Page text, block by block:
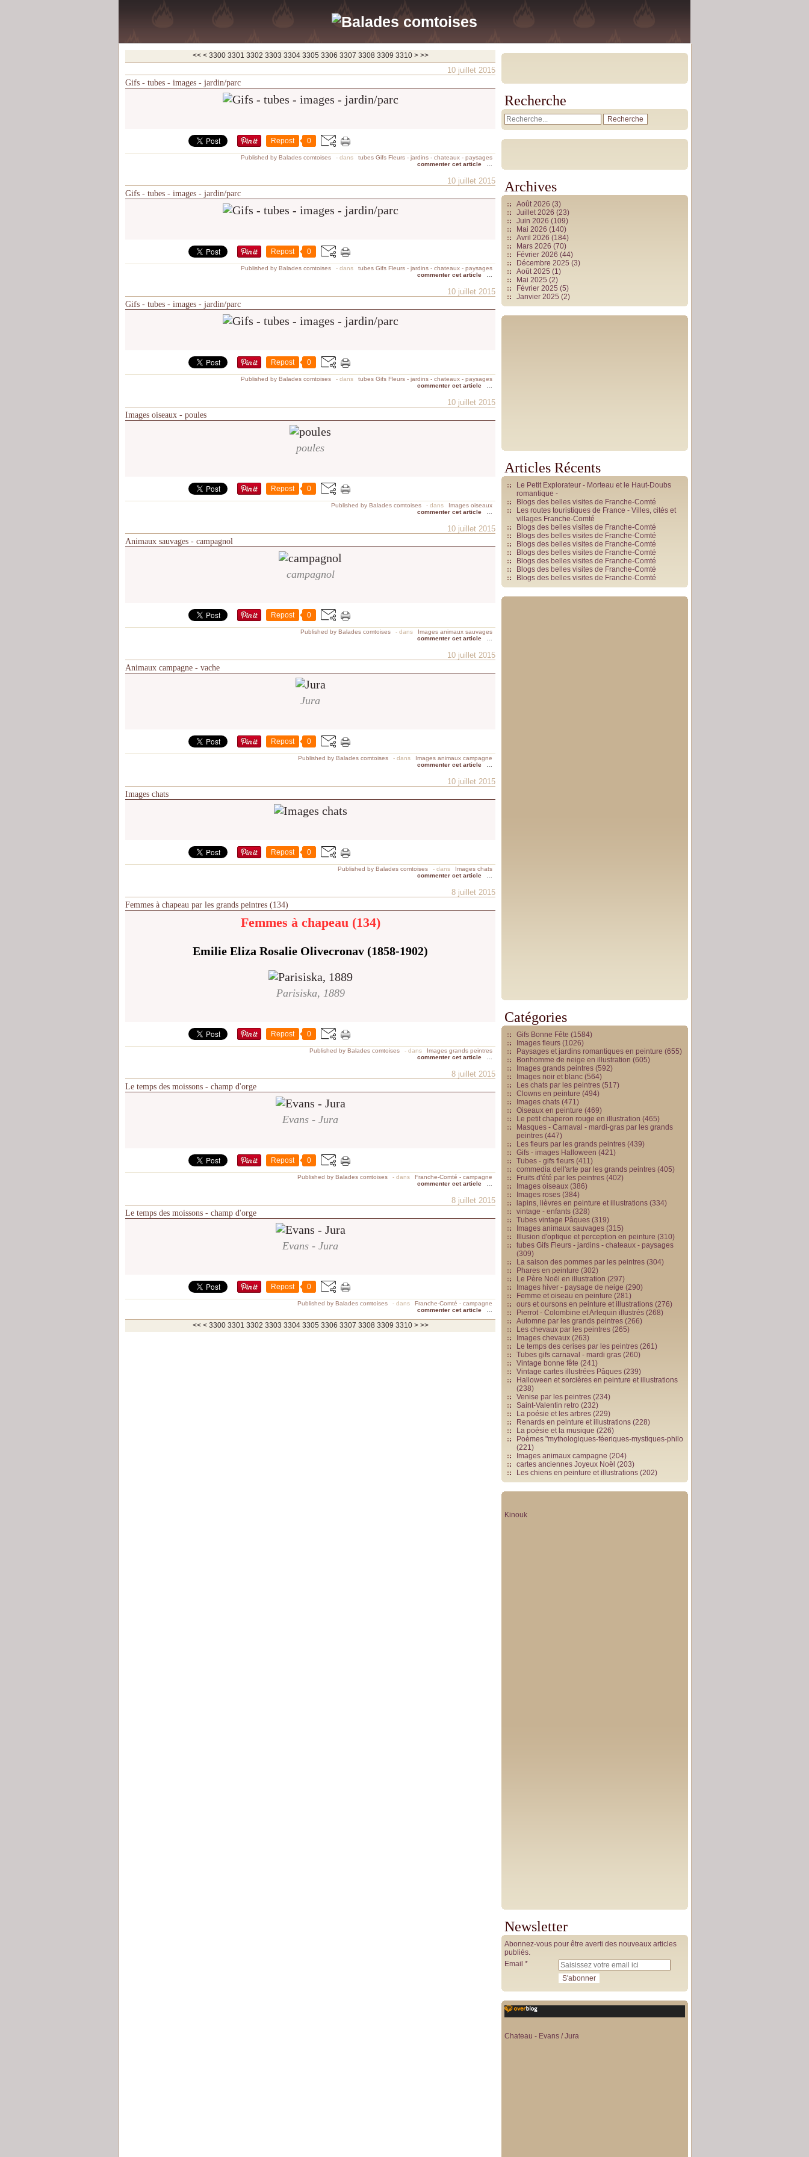
<< < 3300 3301 3302 3303 3304 3305 3306 3307 3308 3309 3310 3320
3330
3340
3350
3360
3370
3380
3390
3400
3500
3600
3700
> >>
10 juillet 2015
Gifs - tubes - images - jardin/parc
Repost 0
Published by Balades comtoises - dans
tubes Gifs Fleurs - jardins - chateaux - paysages
commenter cet article
10 juillet 2015
Gifs - tubes - images - jardin/parc
Repost 0
Published by Balades comtoises - dans
tubes Gifs Fleurs - jardins - chateaux - paysages
commenter cet article
10 juillet 2015
Gifs - tubes - images - jardin/parc
Repost 0
Published by Balades comtoises - dans
tubes Gifs Fleurs - jardins - chateaux - paysages
commenter cet article
10 juillet 2015
Images oiseaux - poules
poules
Repost 0
Published by Balades comtoises - dans
Images oiseaux
commenter cet article
10 juillet 2015
Animaux sauvages - campagnol
campagnol
Repost 0
Published by Balades comtoises - dans
Images animaux sauvages
commenter cet article
10 juillet 2015
Animaux campagne - vache
Jura
Repost 0
Published by Balades comtoises - dans
Images animaux campagne
commenter cet article
10 juillet 2015
Images chats
Repost 0
Published by Balades comtoises - dans
Images chats
commenter cet article
8 juillet 2015
Femmes à chapeau par les grands peintres (134)
Femmes à chapeau (134)
Emilie Eliza Rosalie Olivecronav (1858-1902)
Parisiska, 1889
Repost 0
Published by Balades comtoises - dans
Images grands peintres
commenter cet article
8 juillet 2015
Le temps des moissons - champ d'orge
Evans - Jura
Repost 0
Published by Balades comtoises - dans
Franche-Comté - campagne
commenter cet article
8 juillet 2015
Le temps des moissons - champ d'orge
Evans - Jura
Repost 0
Published by Balades comtoises - dans
Franche-Comté - campagne
commenter cet article
<< < 3300 3301 3302 3303 3304 3305 3306 3307 3308 3309 3310 3320
3330
3340
3350
3360
3370
3380
3390
3400
3500
3600
3700
> >>
Recherche
Archives
Août 2026 (3)
Juillet 2026 (23)
Juin 2026 (109)
Mai 2026 (140)
Avril 2026 (184)
Mars 2026 (70)
Février 2026 (44)
Décembre 2025 (3)
Août 2025 (1)
Mai 2025 (2)
Février 2025 (5)
Janvier 2025 (2)
Articles Récents
Le Petit Explorateur - Morteau et le Haut-Doubs
romantique -
Blogs des belles visites de Franche-Comté
Les routes touristiques de France - Villes, cités et
villages Franche-Comté
Blogs des belles visites de Franche-Comté
Blogs des belles visites de Franche-Comté
Blogs des belles visites de Franche-Comté
Blogs des belles visites de Franche-Comté
Blogs des belles visites de Franche-Comté
Blogs des belles visites de Franche-Comté
Blogs des belles visites de Franche-Comté
Catégories
Gifs Bonne Fête (1584)
Images fleurs (1026)
Paysages et jardins romantiques en peinture (655)
Bonhomme de neige en illustration (605)
Images grands peintres (592)
Images noir et blanc (564)
Les chats par les peintres (517)
Clowns en peinture (494)
Images chats (471)
Oiseaux en peinture (469)
Le petit chaperon rouge en illustration (465)
Masques - Carnaval - mardi-gras par les grands
peintres (447)
Les fleurs par les grands peintres (439)
Gifs - images Halloween (421)
Tubes - gifs fleurs (411)
commedia dell'arte par les grands peintres (405)
Fruits d'été par les peintres (402)
Images oiseaux (386)
Images roses (384)
lapins, lièvres en peinture et illustrations (334)
vintage - enfants (328)
Tubes vintage Pâques (319)
Images animaux sauvages (315)
Illusion d'optique et perception en peinture (310)
tubes Gifs Fleurs - jardins - chateaux - paysages
(309)
La saison des pommes par les peintres (304)
Phares en peinture (302)
Le Père Noël en illustration (297)
Images hiver - paysage de neige (290)
Femme et oiseau en peinture (281)
ours et oursons en peinture et illustrations (276)
Pierrot - Colombine et Arlequin illustrés (268)
Automne par les grands peintres (266)
Les chevaux par les peintres (265)
Images chevaux (263)
Le temps des cerises par les peintres (261)
Tubes gifs carnaval - mardi gras (260)
Vintage bonne fête (241)
Vintage cartes illustrées Pâques (239)
Halloween et sorcières en peinture et illustrations
(238)
Venise par les peintres (234)
Saint-Valentin retro (232)
La poésie et les arbres (229)
Renards en peinture et illustrations (228)
La poésie et la musique (226)
Poèmes "mythologiques-féeriques-mystiques-philo
(221)
Images animaux campagne (204)
cartes anciennes Joyeux Noël (203)
Les chiens en peinture et illustrations (202)
Kinouk
Newsletter
Abonnez-vous pour être averti des nouveaux articles
publiés.
Email
Chateau - Evans / Jura